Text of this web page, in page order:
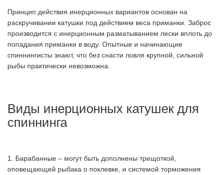
Принцип действия инерционных вариантов основан на
раскручивании катушки под действием веса приманки. Заброс
производится с инерционным разматыванием лески вплоть до
попадания приманки в воду. Опытные и начинающие
спиннингисты знают, что без снасти ловля крупной, сильной
рыбы практически невозможна.
Виды инерционных катушек для
спиннинга
1. Барабанные – могут быть дополнены трещоткой,
оповещающей рыбака о поклевке, и системой торможения